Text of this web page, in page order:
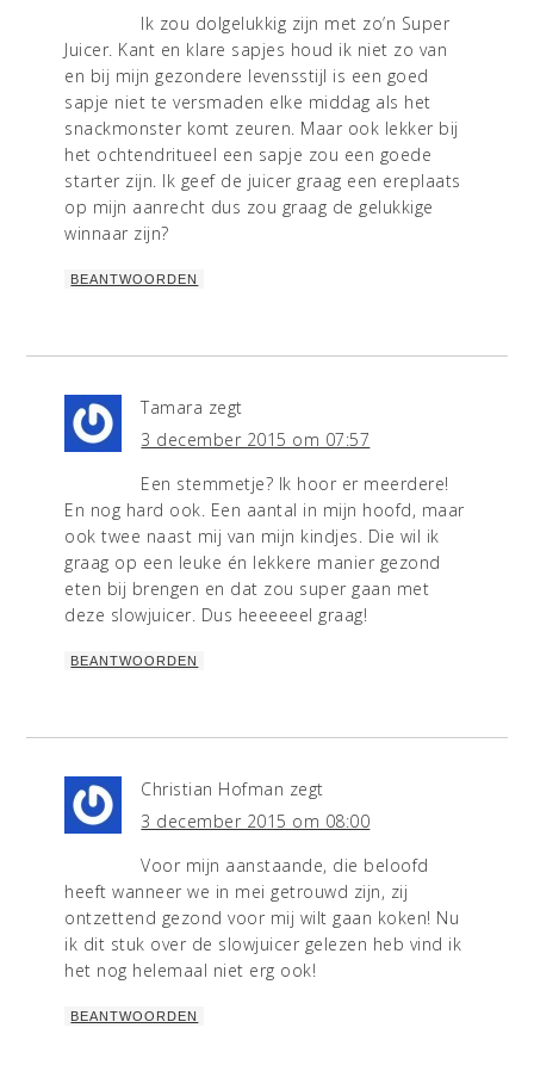
Ik zou dolgelukkig zijn met zo’n Super
Juicer. Kant en klare sapjes houd ik niet zo van
en bij mijn gezondere levensstijl is een goed
sapje niet te versmaden elke middag als het
snackmonster komt zeuren. Maar ook lekker bij
het ochtendritueel een sapje zou een goede
starter zijn. Ik geef de juicer graag een ereplaats
op mijn aanrecht dus zou graag de gelukkige
winnaar zijn?
BEANTWOORDEN
Tamara zegt
3 december 2015 om 07:57
Een stemmetje? Ik hoor er meerdere!
En nog hard ook. Een aantal in mijn hoofd, maar
ook twee naast mij van mijn kindjes. Die wil ik
graag op een leuke én lekkere manier gezond
eten bij brengen en dat zou super gaan met
deze slowjuicer. Dus heeeeeel graag!
BEANTWOORDEN
Christian Hofman zegt
3 december 2015 om 08:00
Voor mijn aanstaande, die beloofd
heeft wanneer we in mei getrouwd zijn, zij
ontzettend gezond voor mij wilt gaan koken! Nu
ik dit stuk over de slowjuicer gelezen heb vind ik
het nog helemaal niet erg ook!
BEANTWOORDEN